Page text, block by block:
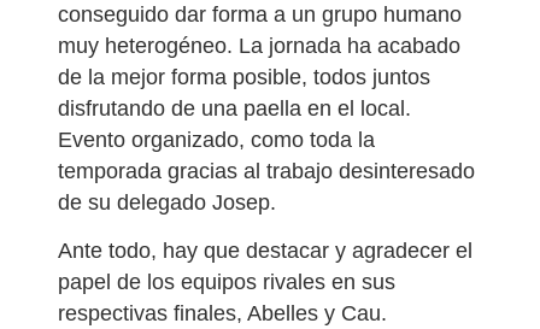
conseguido dar forma a un grupo humano
muy heterogéneo. La jornada ha acabado
de la mejor forma posible, todos juntos
disfrutando de una paella en el local.
Evento organizado, como toda la
temporada gracias al trabajo desinteresado
de su delegado Josep.
Ante todo, hay que destacar y agradecer el
papel de los equipos rivales en sus
respectivas finales, Abelles y Cau.